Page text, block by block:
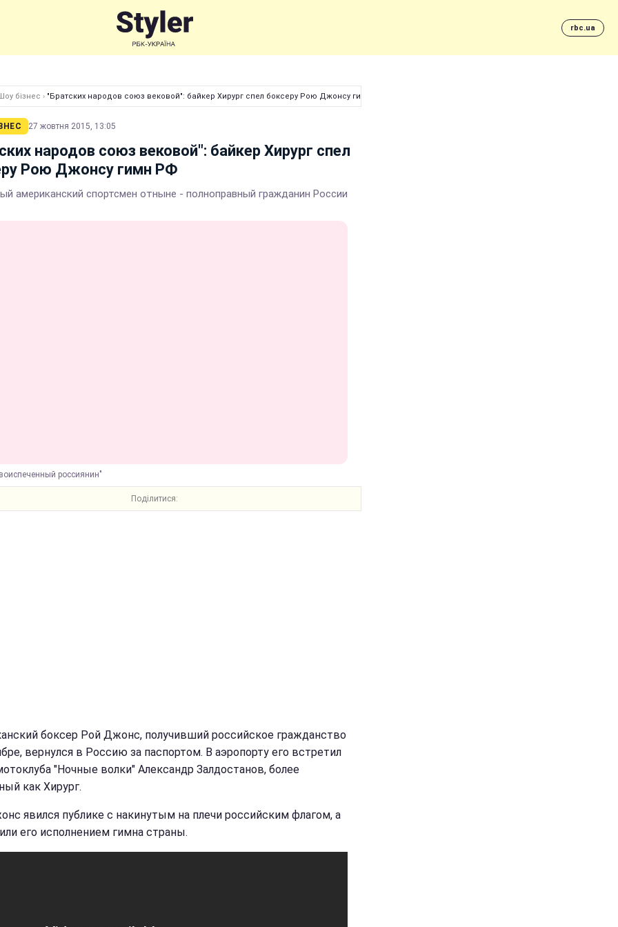
rbc.ua
бізнес › "Братских народов союз вековой": байкер Хирург спел боксеру Рою Джонсу гимн РФ
27 жовтня 2015, 13:05
народов союз вековой": байкер Хирург спел
Рою Джонсу гимн РФ
американский спортсмен отныне - полноправный гражданин России
россиянин"
Поділитися:
боксер Рой Джонс, получивший российское гражданство
вернулся в Россию за паспортом. В аэропорту его встретил
"Ночные волки" Александр Залдостанов, более
как Хирург.
явился публике с накинутым на плечи российским флагом, а
его исполнением гимна страны.